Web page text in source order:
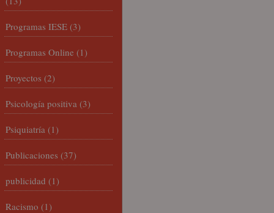
Programas IESE (3)
Programas Online (1)
Proyectos (2)
Psicología positiva (3)
Psiquiatría (1)
Publicaciones (37)
publicidad (1)
Racismo (1)